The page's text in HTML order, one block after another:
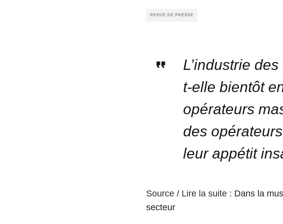
REVUE DE PRESSE
L’industrie
t-elle bientôt
opérateurs
des
leur appétit
Source / Lire la suite : Dans la
secteur